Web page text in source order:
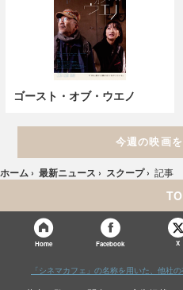
ゴースト・オブ・ウエノ
今週の映画
ホーム › 最新ニュース › スクープ › 記事
Home Facebook X
「シネマカフェ」の名称を用いた、他社